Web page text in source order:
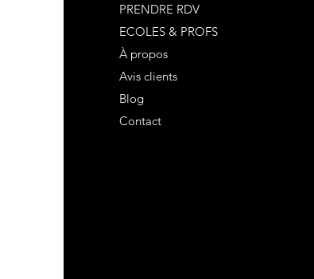
PRENDRE RDV
ECOLES & PROFS
À propos
Avis clients
Blog
Contact